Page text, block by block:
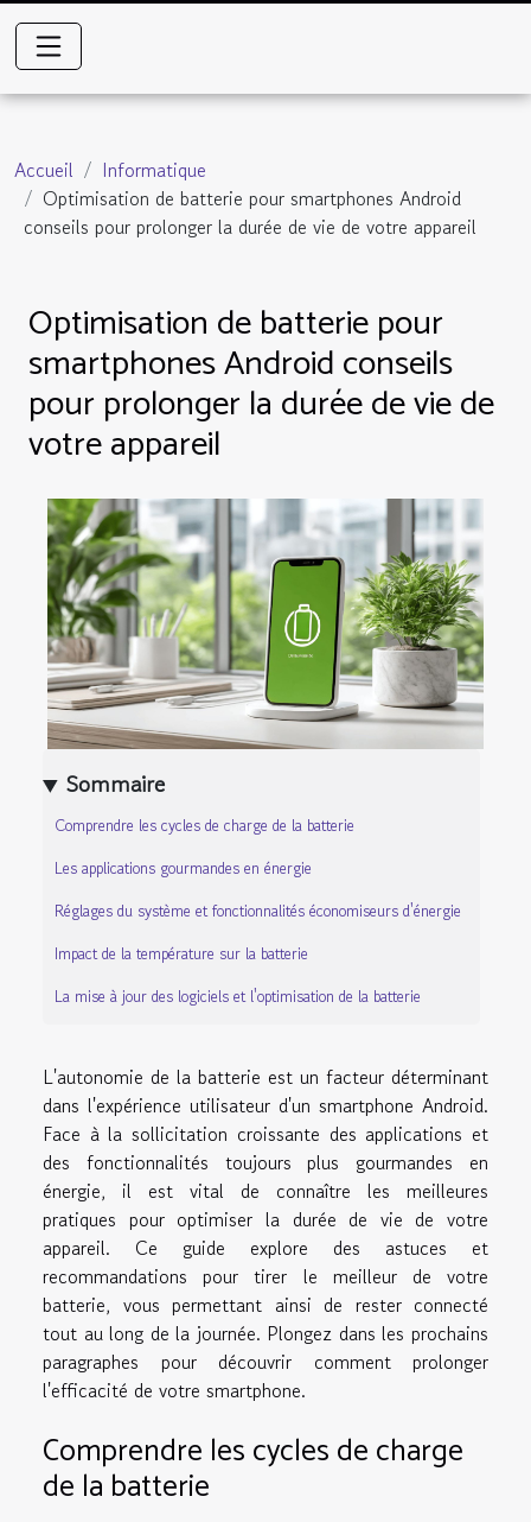
Accueil
Informatique
Optimisation de batterie pour smartphones Android
conseils pour prolonger la durée de vie de votre appareil
Optimisation de batterie pour
smartphones Android conseils
pour prolonger la durée de vie de
votre appareil
Sommaire
Comprendre les cycles de charge de la batterie
Les applications gourmandes en énergie
Réglages du système et fonctionnalités économiseurs d'énergie
Impact de la température sur la batterie
La mise à jour des logiciels et l'optimisation de la batterie
L'autonomie de la batterie est un facteur déterminant
dans l'expérience utilisateur d'un smartphone Android.
Face à la sollicitation croissante des applications et
des fonctionnalités toujours plus gourmandes en
énergie, il est vital de connaître les meilleures
pratiques pour optimiser la durée de vie de votre
appareil. Ce guide explore des astuces et
recommandations pour tirer le meilleur de votre
batterie, vous permettant ainsi de rester connecté
tout au long de la journée. Plongez dans les prochains
paragraphes pour découvrir comment prolonger
l'efficacité de votre smartphone.
Comprendre les cycles de charge
de la batterie